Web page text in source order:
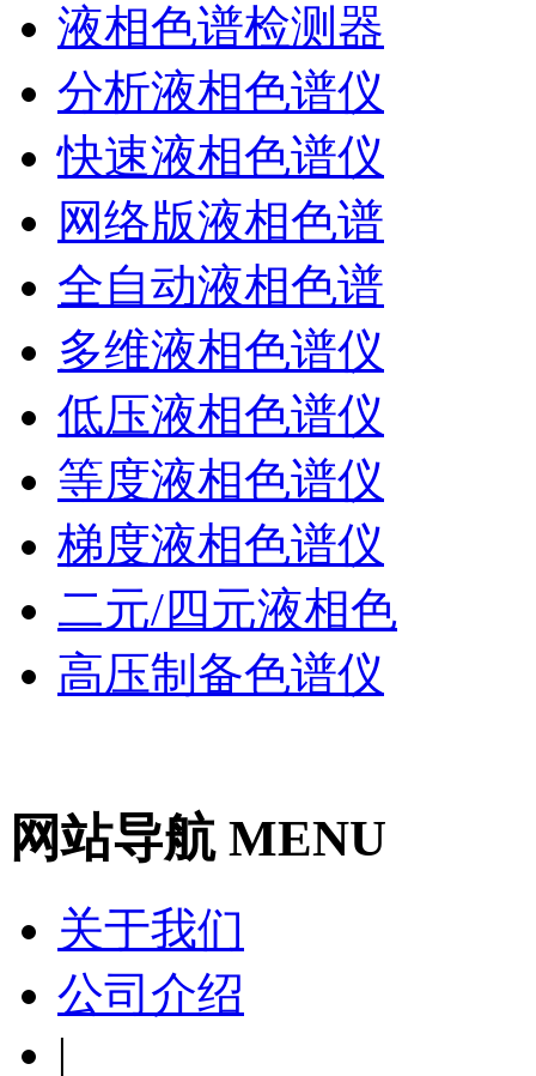
液相色谱检测器
分析液相色谱仪
快速液相色谱仪
网络版液相色谱
全自动液相色谱
多维液相色谱仪
低压液相色谱仪
等度液相色谱仪
梯度液相色谱仪
二元/四元液相色
高压制备色谱仪
网站导航 MENU
关于我们
公司介绍
|